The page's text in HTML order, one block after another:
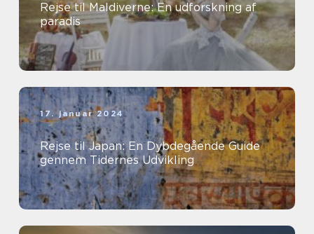
Rejse til Maldiverne: En udforskning af
paradis
17. januar 2024
Rejse til Japan: En Dybdegående Guide
gennem Tidernes Udvikling